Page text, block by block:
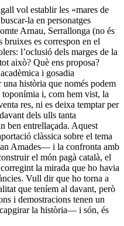
vol establir les «mares de
la en personatges
Arnau, Serrallonga (no és
bruixes es correspon en el
l’oclusió dels marges de la
això? Què ens proposa?
i gosadia
història que només podem
toponímia i, com hem vist, la
res, ni es deixa temptar per
dels ulls tanta
ben entrellaçada. Aquest
clàssica sobre el tema
Amades— i la confronta amb
el món pagà català, el
la mirada que ho havia
Vull dir que ho torna a
que teníem al davant, però
i demostracions tenen un
la història— i són, és